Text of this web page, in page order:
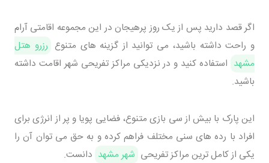
اگر قصد دارید پس از یک روز پرهیجان در این مجموعه اقامتی آرام
و راحت داشته باشید، می توانید از گزینه های متنوع رزرو هتل
مشهد استفاده کنید و در نزدیکی مراکز تفریحی شهر اقامت داشته
باشید.
این پارک با بیش از سی بازی متنوع، فضایی پویا و پر از انرژی برای
افراد با رده های سنی مختلف فراهم کرده و به حق می توان آن را
یکی از کامل ترین مراکز تفریحی شهر مشهد دانست.